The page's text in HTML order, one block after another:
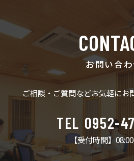
お問い合
ご相談・ご質問などお気軽にお
TEL 0952-
【受付時間】